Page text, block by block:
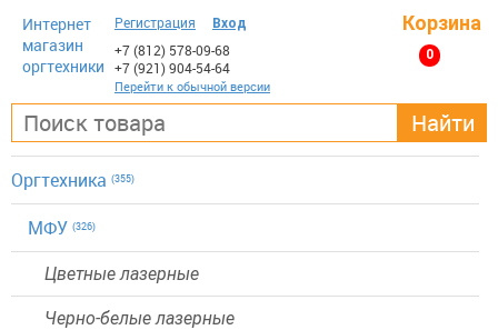
Интернет
магазин
оргтехники
Регистрация Вход Корзина
0
+7 (812) 578-09-68
+7 (921)904-54-64
Перейти к обычной версии
Найти
Оргтехника (355)
МФУ (326)
Цветные лазерные
Черно-белые лазерные